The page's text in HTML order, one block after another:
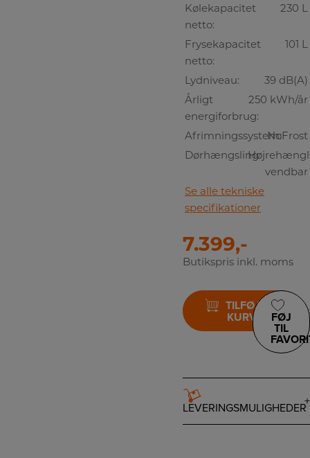
Kølekapacitet
netto:
230 L
Frysekapacitet
netto:
101 L
Lydniveau:
39 dB(A)
Årligt
energiforbrug:
250 kWh/år
Afrimningssystem:NoFrost
Dørhængsling:
vendbar
Se alle tekniske
specifikationer
7.399,-
Butikspris inkl. moms
TILFØJ TIL
KURV
FØJ
TIL
LEVERINGSMULIGHEDER